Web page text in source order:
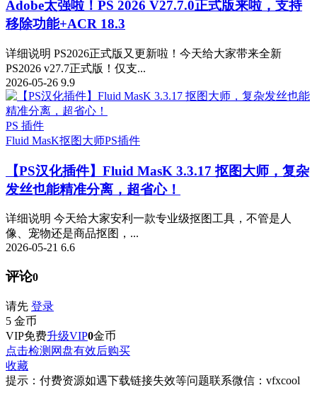
Adobe太强啦！PS 2026 V27.7.0正式版来啦，支持
移除功能+ACR 18.3
详细说明 PS2026正式版又更新啦！今天给大家带来全新
PS2026 v27.7正式版！仅支...
2026-05-26 9.9
PS 插件
Fluid MasK抠图大师PS插件
【PS汉化插件】Fluid MasK 3.3.17 抠图大师，复杂
发丝也能精准分离，超省心！
详细说明 今天给大家安利一款专业级抠图工具，不管是人
像、宠物还是商品抠图，...
2026-05-21 6.6
评论0
请先 登录
5 金币
VIP免费升级VIP0金币
点击检测网盘有效后购买
收藏
提示：付费资源如遇下载链接失效等问题联系微信：vfxcool